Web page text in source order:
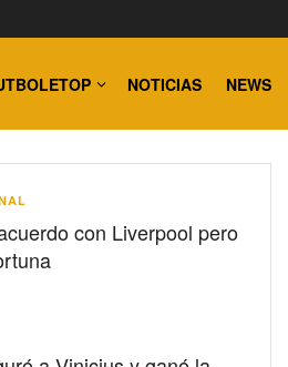
NOTICIAS NEWS
con Liverpool pero